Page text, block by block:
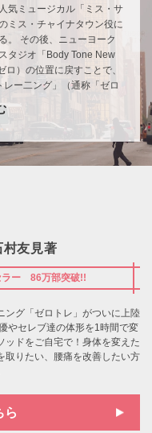
気ミュージカル「ミス・サ
ミス・チャイナタウン役に
。 その後、ニューヨーク
タジオ「Body Tone New
）の位置に戻すことで、
ー二ング」（通称「ゼロ
聞きつけたハリウッド女
サー、パイロット、エクゼ
めて殺到。 たちまちニュ
ショップなども多数。
が書籍化され、70万部を
村友見著
ラー 86万部突破!!
ング「ゼロトレ」がついに上陸
やセレブ達の体形を1時間で変
ッドをご自宅で！身体を変えた
取りたい、腰痛を改善したい方
ら